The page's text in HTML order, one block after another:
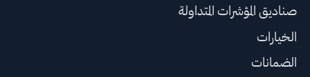
صناديق المؤشرات المتداولة
الخيارات
الضمانات